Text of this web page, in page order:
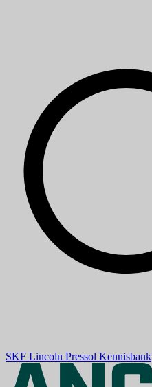
SKF Lincoln Pressol Kennisbank